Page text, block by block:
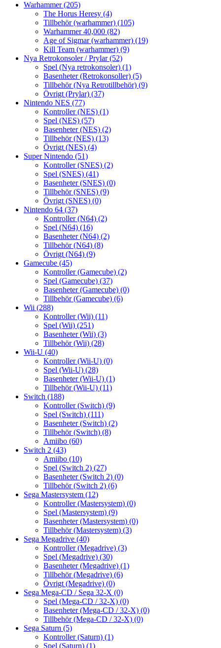
Warhammer(205)
The Horus Heresy (4)
Tillbehör (warhammer) (105)
Warhammer 40,000 (82)
Age of Sigmar (warhammer) (19)
Kill Team (warhammer) (9)
Nya Retrokonsoler / Prylar(52)
Spel (Nya retrokonsoler) (1)
Basenheter (Retrokonsoller) (5)
Tillbehör (Nya Retrotillbehör) (9)
Övrigt (Prylar) (37)
Nintendo NES (77)
Kontroller (NES) (1)
Spel (NES) (57)
Basenheter (NES) (2)
Tillbehör (NES) (13)
Övrigt (NES) (4)
Super Nintendo (51)
Kontroller (SNES) (2)
Spel (SNES) (41)
Basenheter (SNES) (0)
Tillbehör (SNES) (9)
Övrigt (SNES) (0)
Nintendo 64 (37)
Kontroller (N64) (2)
Spel (N64) (16)
Basenheter (N64) (2)
Tillbehör (N64) (8)
Övrigt (N64) (9)
Gamecube (45)
Kontroller (Gamecube) (2)
Spel (Gamecube) (37)
Basenheter (Gamecube) (0)
Tillbehör (Gamecube) (6)
Wii (288)
Kontroller (Wii) (11)
Spel (Wii) (251)
Basenheter (Wii) (3)
Tillbehör (Wii) (28)
Wii-U (40)
Kontroller (Wii-U) (0)
Spel (Wii-U) (28)
Basenheter (Wii-U) (1)
Tillbehör (Wii-U) (11)
Switch (188)
Kontroller (Switch) (9)
Spel (Switch) (111)
Basenheter (Switch) (2)
Tillbehör (Switch) (8)
Amiibo (60)
Switch 2 (43)
Amiibo (10)
Spel (Switch 2) (27)
Basenheter (Switch 2) (0)
Tillbehör (Switch 2) (6)
Sega Mastersystem (12)
Kontroller (Mastersystem) (0)
Spel (Mastersystem) (9)
Basenheter (Mastersystem) (0)
Tillbehör (Mastersystem) (3)
Sega Megadrive (40)
Kontroller (Megadrive) (3)
Spel (Megadrive) (30)
Basenheter (Megadrive) (1)
Tillbehör (Megadrive) (6)
Övrigt (Megadrive) (0)
Sega Mega-CD / Sega 32-X (0)
Spel (Mega-CD / 32-X) (0)
Basenheter (Mega-CD / 32-X) (0)
Tillbehör (Mega-CD / 32-X) (0)
Sega Saturn (5)
Kontroller (Saturn) (1)
Spel (Saturn) (1)